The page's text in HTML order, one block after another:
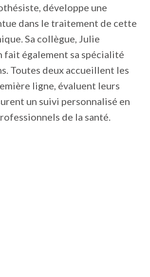
développe une
dans le traitement de cette
Sa collègue, Julie
fait également sa spécialité
Toutes deux accueillent les
ligne, évaluent leurs
un suivi personnalisé en
de la santé.